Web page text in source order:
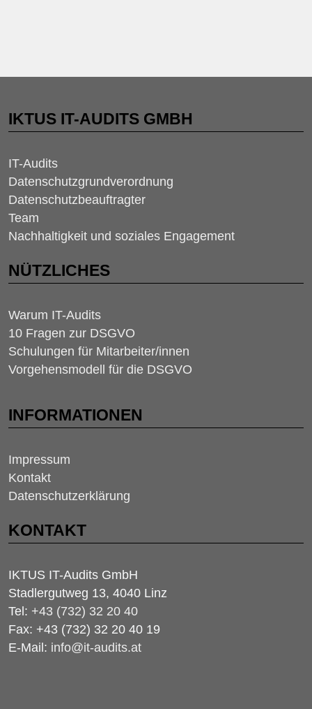
IKTUS IT-AUDITS GMBH
IT-Audits
Datenschutzgrundverordnung
Datenschutzbeauftragter
Team
Nachhaltigkeit und soziales Engagement
NÜTZLICHES
Warum IT-Audits
10 Fragen zur DSGVO
Schulungen für Mitarbeiter/innen
Vorgehensmodell für die DSGVO
INFORMATIONEN
Impressum
Kontakt
Datenschutzerklärung
KONTAKT
IKTUS IT-Audits GmbH
Stadlergutweg 13, 4040 Linz
Tel: +43 (732) 32 20 40
Fax: +43 (732) 32 20 40 19
E-Mail: info@it-audits.at